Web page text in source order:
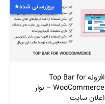
بروزرسانی شده
افزونه Top Bar for
WooCommerce – نوار
اعلان سایت